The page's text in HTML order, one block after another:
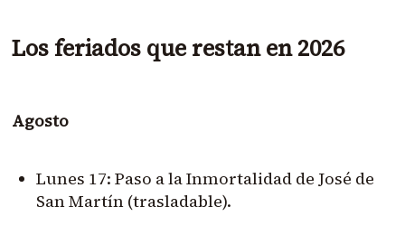
Los feriados que restan en 2026
Agosto
Lunes 17: Paso a la Inmortalidad de José de
San Martín (trasladable).